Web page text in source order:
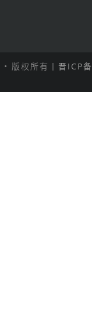
• 版权所有丨 晋ICP